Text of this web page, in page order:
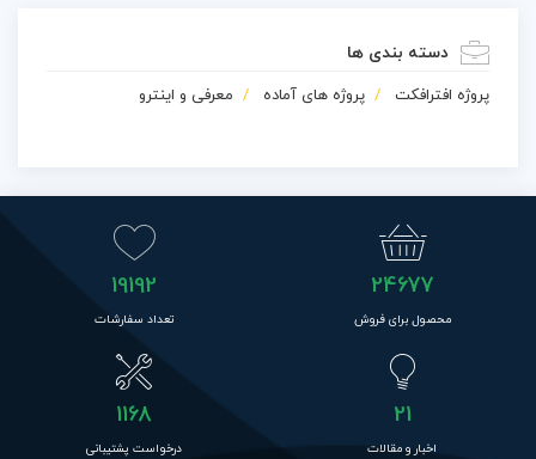
دسته بندی ها
پروژه افترافکت پروژه های آماده معرفی و اینترو
24677
محصول برای فروش
19192
تعداد سفارشات
21
اخبار و مقالات
1168
درخواست پشتیبانی